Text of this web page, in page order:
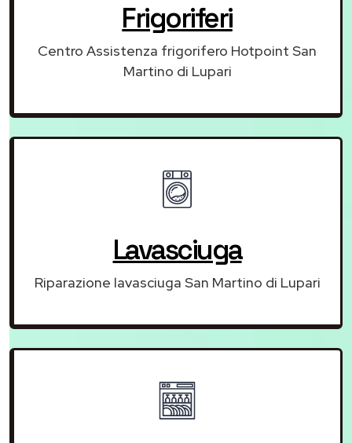
Frigoriferi
Centro Assistenza frigorifero Hotpoint San
Martino di Lupari
Lavasciuga
Riparazione lavasciuga San Martino di Lupari